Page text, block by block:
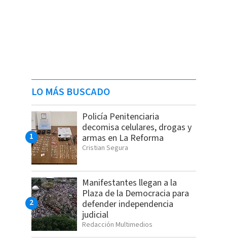
LO MÁS BUSCADO
Policía Penitenciaria
decomisa celulares, drogas y
armas en La Reforma
Cristian Segura
Manifestantes llegan a la
Plaza de la Democracia para
defender independencia
judicial
Redacción Multimedios